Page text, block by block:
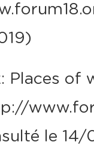
Places of
le